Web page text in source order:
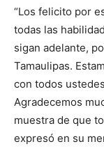
“Los felicito por
todas las
sigan adelante,
Tamaulipas.
con todos
Agradecemos
muestra de que
expresó en su